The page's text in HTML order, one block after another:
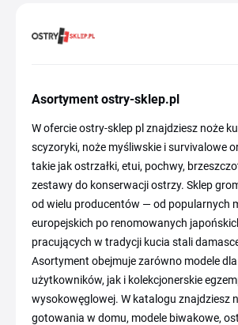
Asortyment ostry-sklep.pl
W ofercie ostry-sklep pl znajdziesz noże
scyzoryki, noże myśliwskie i survivalowe
takie jak ostrzałki, etui, pochwy,
zestawy do konserwacji ostrzy. Sklep
od wielu producentów — od popularnych
europejskich po renomowanych
pracujących w tradycji kucia stali
Asortyment obejmuje zarówno modele
użytkowników, jak i kolekcjonerskie
wysokowęglowej. W katalogu znajdziesz
gotowania w domu, modele biwakowe,